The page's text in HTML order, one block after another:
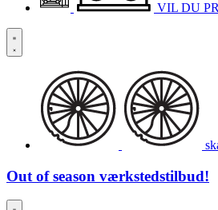
VIL DU
Out of season værkstedstilbud!